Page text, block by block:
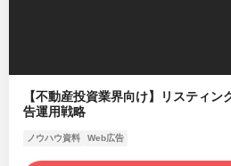
【不動産投資業界向け】リスティ
告運用戦略
ノウハウ資料 Web広告